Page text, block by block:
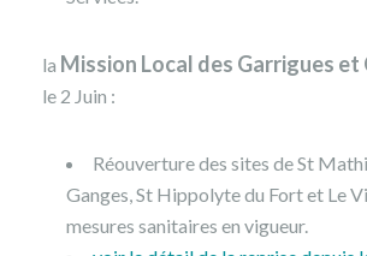
la Mission Local des Garrigues et
le 2 Juin :
Réouverture des sites de St
Ganges, St Hippolyte du Fort et Le
mesures sanitaires en vigueur.